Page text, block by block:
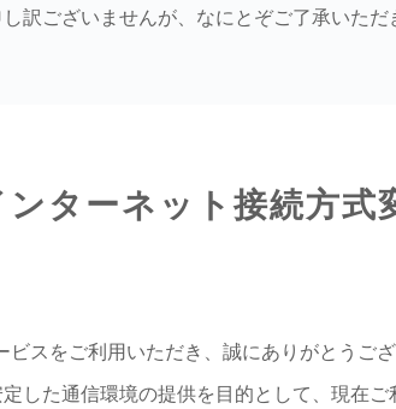
訳ございませんが、なにとぞご了承いただ
ンターネット接続方
スをご利用いただき、誠にありがとうござ
した通信環境の提供を目的として、現在